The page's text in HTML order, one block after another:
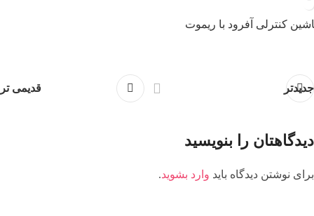
کنترلی آفرود با ریموت
جدیدتر قدیمی تر
دیدگاهتان را بنویسید
برای نوشتن دیدگاه باید وارد بشوید.